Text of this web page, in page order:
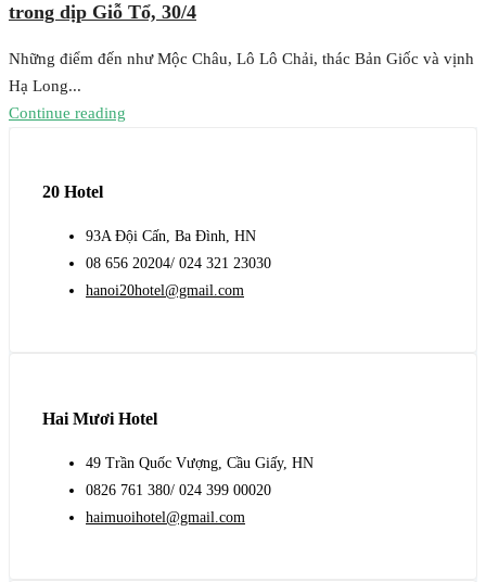
trong dịp Giỗ Tổ, 30/4
Những điểm đến như Mộc Châu, Lô Lô Chải, thác Bản Giốc và vịnh
Hạ Long...
Continue reading
20 Hotel
93A Đội Cấn, Ba Đình, HN
08 656 20204/ 024 321 23030
hanoi20hotel@gmail.com
Hai Mươi Hotel
49 Trần Quốc Vượng, Cầu Giấy, HN
0826 761 380/ 024 399 00020
haimuoihotel@gmail.com